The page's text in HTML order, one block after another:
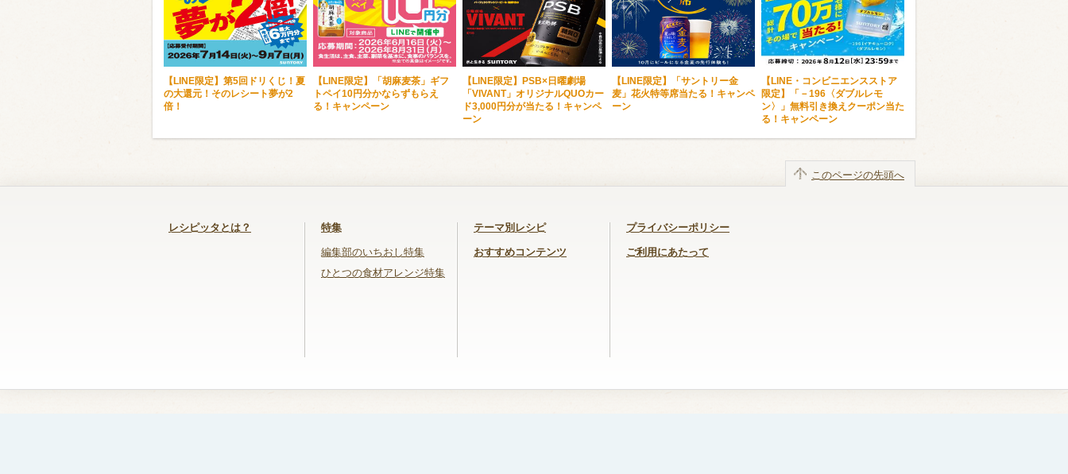
【LINE限定】第5回ドリくじ！夏
の大還元！そのレシート夢が2
倍！
【LINE限定】「胡麻麦茶」ギフ
トペイ10円分かならずもらえ
る！キャンペーン
【LINE限定】PSB×日曜劇場
「VIVANT」オリジナルQUOカー
ド3,000円分が当たる！キャンペ
ーン
【LINE限定】「サントリー金
麦」花火特等席当たる！キャンペ
ーン
【LINE・コンビニエンスストア
限定】「－196〈ダブルレモ
ン〉」無料引き換えクーポン当た
る！キャンペーン
レシピッタとは？ 特集
編集部のいちおし特集
ひとつの食材アレンジ特集
テーマ別レシピ
おすすめコンテンツ
プライバシーポリシー
ご利用にあたって
このページの先頭へ